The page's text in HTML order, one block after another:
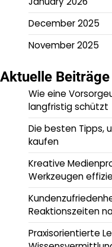
December 2025
November 2025
Aktuelle Beiträge
Wie eine
langfristig schützt
Die besten Tipps,
kaufen
Kreative
Werkzeugen
Reaktionszeiten
Praxisorientierte